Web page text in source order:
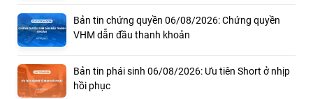
Bản tin chứng quyền 06/08/2026: Chứng quyền
VHM dẫn đầu thanh khoản
Bản tin phái sinh 06/08/2026: Ưu tiên Short ở nhịp
hồi phục